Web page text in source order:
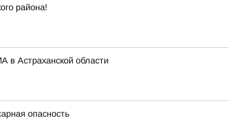
района!
в Астраханской области
опасность